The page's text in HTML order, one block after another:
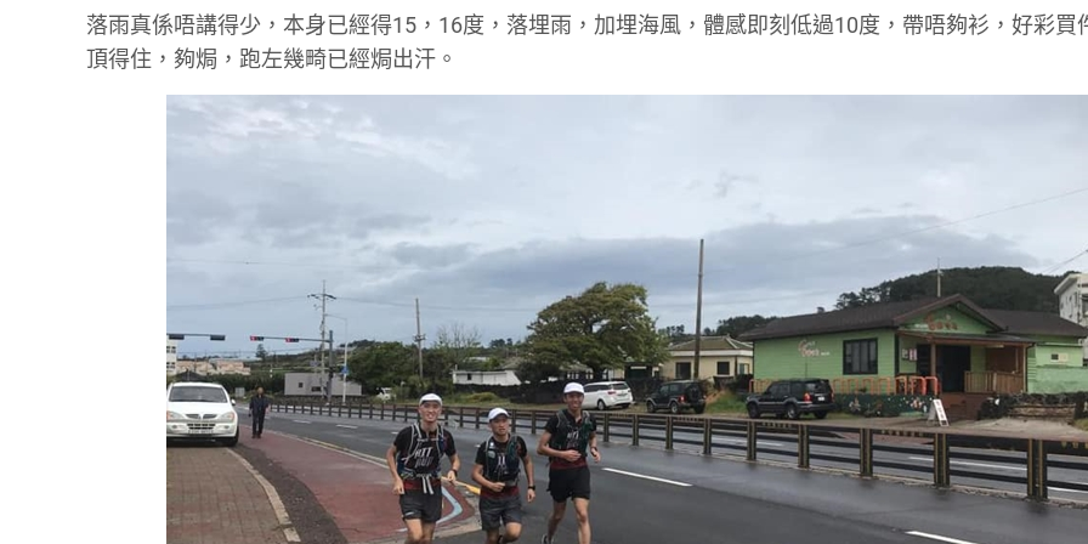
落雨真係唔講得少，本身已經得15，16度，落埋雨，加埋海風，體感即刻低過10度，帶唔夠衫，好彩買
頂得住，夠焗，跑左幾畸已經焗出汗。